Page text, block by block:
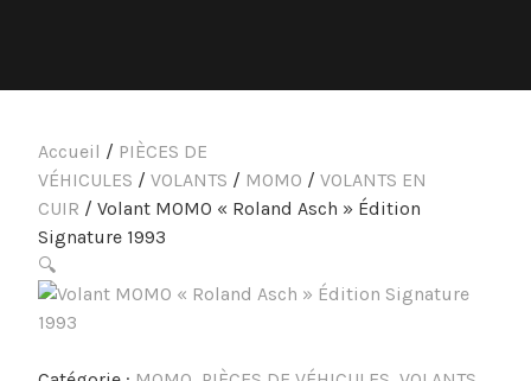
Accueil / PIÈCES DE
VÉHICULES / VOLANTS / MOMO / VOLANTS EN
CUIR / Volant MOMO « Roland Asch » Édition
Signature 1993
🔍